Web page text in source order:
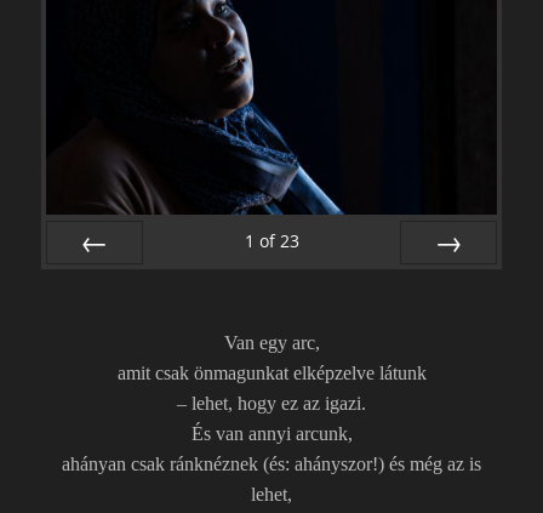
1 of 23
Van egy arc,
amit csak önmagunkat elképzelve látunk
– lehet, hogy ez az igazi.
És van annyi arcunk,
ahányan csak ránknéznek (és: ahányszor!) és még az is
lehet,